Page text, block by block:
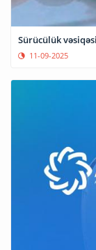
Sürücülük
11-09-2025